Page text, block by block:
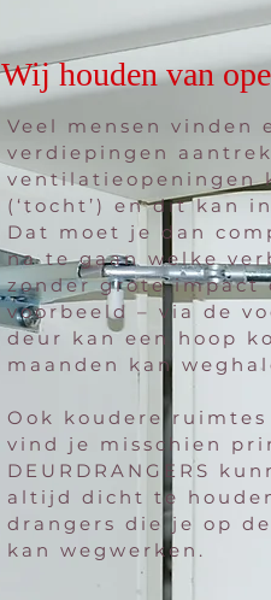
Wij houden van
Veel mensen vinden
verdiepingen
ventilatieopeningen
(‘tocht’) en dit kan
Dat moet je dan
na te gaan welke
zonder grote impact
voorbeeld – via de
deur kan een hoop
maanden kan
Ook koudere
vind je misschien
DEURDRANGERS
altijd dicht te
drangers die je op
kan wegwerken.